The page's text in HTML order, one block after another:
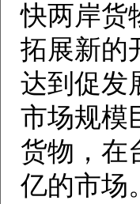
快两岸货
拓展新的
达到促发
市场规模
货物，在
亿的市场